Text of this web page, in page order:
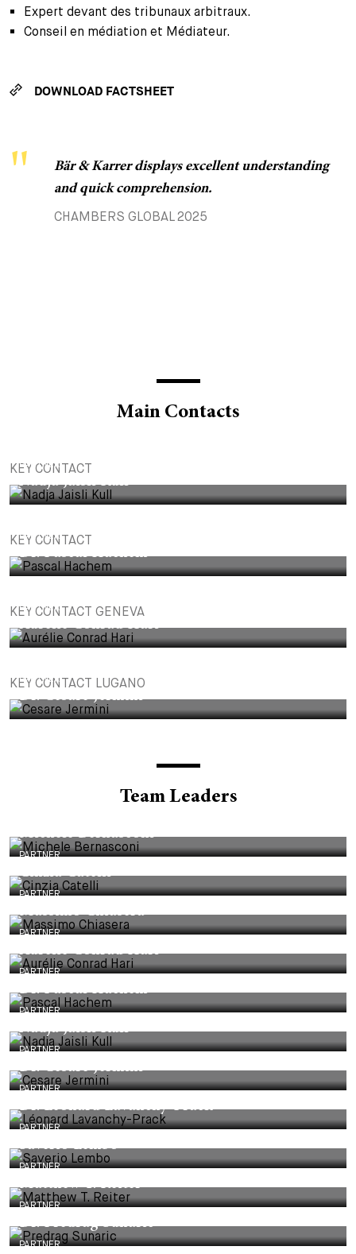
Expert devant des tribunaux arbitraux.
Conseil en médiation et Médiateur.
DOWNLOAD FACTSHEET
Bär & Karrer displays excellent understanding
and quick comprehension.
CHAMBERS GLOBAL 2025
Bär & Karrer has a unique offering in the Swiss
market and an outstanding reputation.
CHAMBERS GLOBAL 2025
Main Contacts
KEY CONTACT
PARTNER
Nadja Jaisli Kull
KEY CONTACT
PARTNER
Dr. Pascal Hachem
KEY CONTACT GENEVA
PARTNER
Aurélie Conrad Hari
KEY CONTACT LUGANO
PARTNER
Dr. Cesare Jermini
Team Leaders
Michele Bernasconi
PARTNER
Cinzia Catelli
PARTNER
Massimo Chiasera
PARTNER
Aurélie Conrad Hari
PARTNER
Dr. Pascal Hachem
PARTNER
Nadja Jaisli Kull
PARTNER
Dr. Cesare Jermini
PARTNER
Dr. Léonard Lavanchy-Prack
PARTNER
Saverio Lembo
PARTNER
Matthew T. Reiter
PARTNER
Dr. Predrag Sunaric
PARTNER